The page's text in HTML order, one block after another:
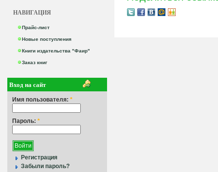
НАВИГАЦИЯ
Прайс-лист
Новые поступления
Книги издательства "Фаир"
Заказ книг
Вход на сайт
Имя пользователя: *
Пароль: *
Регистрация
Забыли пароль?